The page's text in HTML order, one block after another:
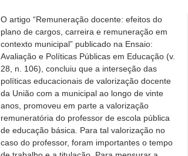
O artigo “Remuneração docente: efeitos do
plano de cargos, carreira e remuneração em
contexto municipal” publicado na Ensaio:
Avaliação e Políticas Públicas em Educação (v.
28, n. 106), concluiu que a interseção das
políticas educacionais de valorização docente
da União com a municipal ao longo de vinte
anos, promoveu em parte a valorização
remuneratória do professor de escola pública
de educação básica. Para tal valorização no
caso do professor, foram importantes o tempo